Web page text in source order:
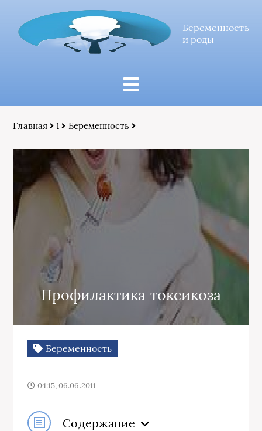
Беременность
и роды
Главная 1 Беременность
Профилактика токсикоза
Беременность
04:15, 06.06.2011
Содержание